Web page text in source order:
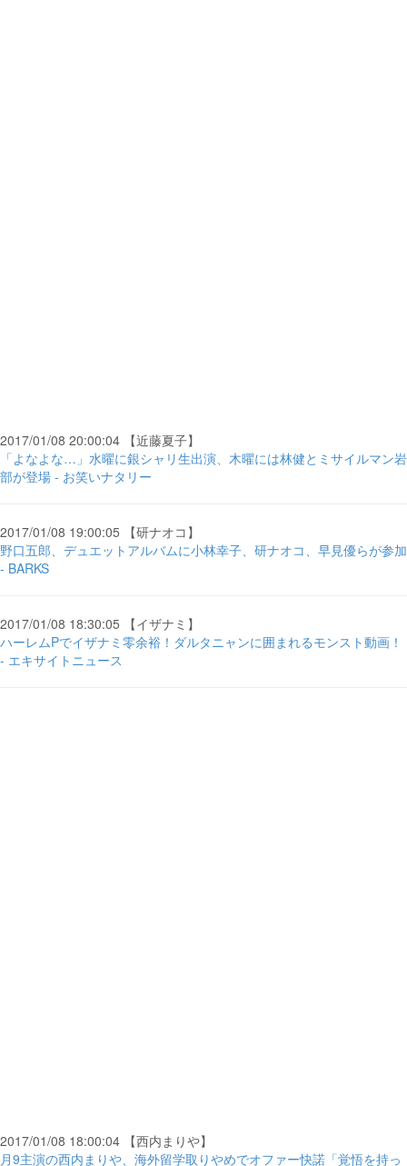
2017/01/08 20:00:04 【近藤夏子】
「よなよな…」水曜に銀シャリ生出演、木曜には林健とミサイルマン岩
部が登場 - お笑いナタリー
2017/01/08 19:00:05 【研ナオコ】
野口五郎、デュエットアルバムに小林幸子、研ナオコ、早見優らが参加
- BARKS
2017/01/08 18:30:05 【イザナミ】
ハーレムPでイザナミ零余裕！ダルタニャンに囲まれるモンスト動画！
- エキサイトニュース
2017/01/08 18:00:04 【西内まりや】
月9主演の西内まりや、海外留学取りやめでオファー快諾「覚悟を持っ